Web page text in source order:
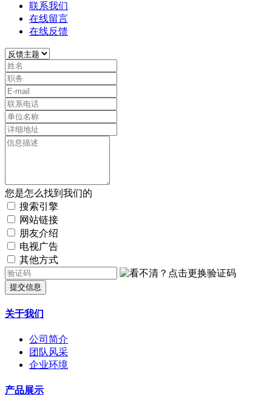
联系我们
在线留言
在线反馈
您是怎么找到我们的
搜索引擎
网站链接
朋友介绍
电视广告
其他方式
提交信息
关于我们
公司简介
团队风采
企业环境
产品展示